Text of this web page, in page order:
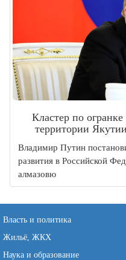
Кластер по огранке
территории
Владимир Путин
развития в Российской
алмазовю
Власть и политика
Жильё, ЖКХ
Наука и образование